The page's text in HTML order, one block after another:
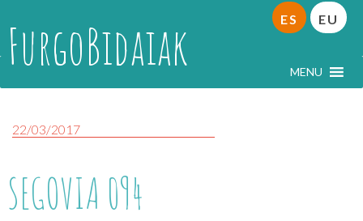
FurgoBidaiak MENU
ES EU
22/03/2017
SEGOVIA 094